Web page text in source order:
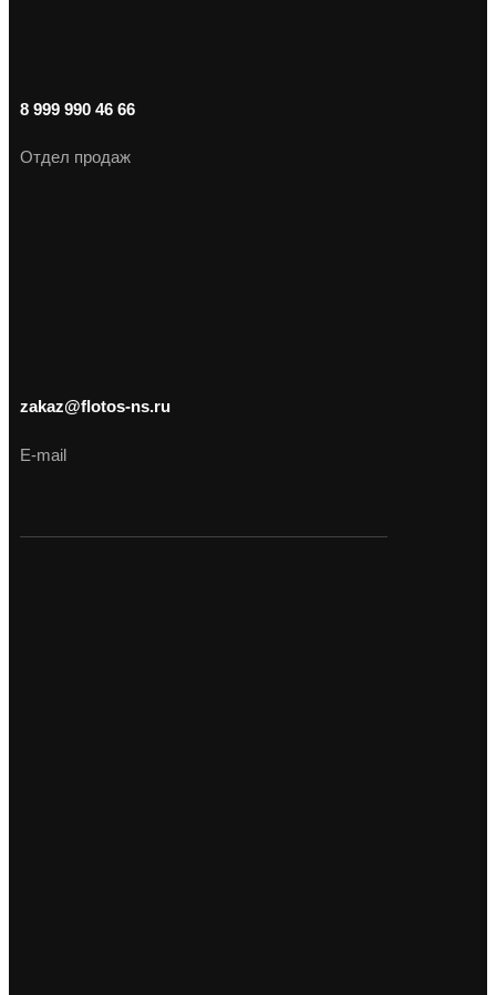
8 999 990 46 66
Отдел продаж
zakaz@flotos-ns.ru
E-mail